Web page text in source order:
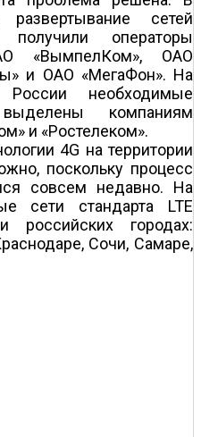
сетей
получили операторы
«ВымпелКом», ОАО
и ОАО «МегаФон». На
России необходимые
компаниям
и «Ростелеком».
4G на территории
поскольку процесс
совсем недавно. На
сети стандарта LTE
российских городах:
Сочи, Самаре,